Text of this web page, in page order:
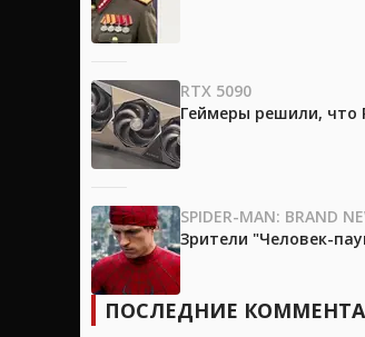
RTX 5090
Геймеры решили, что
SPIDER-MAN: BRAND
Зрители "Человек-
ПОСЛЕДНИЕ